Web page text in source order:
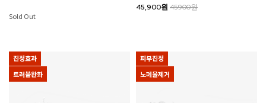
Sold Out
45,900원 45900원
진정효과
트러블완화
피부진정
노폐물제거